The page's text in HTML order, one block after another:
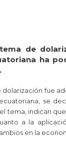
de
ha
fue
se
tema, indican
a la
en la